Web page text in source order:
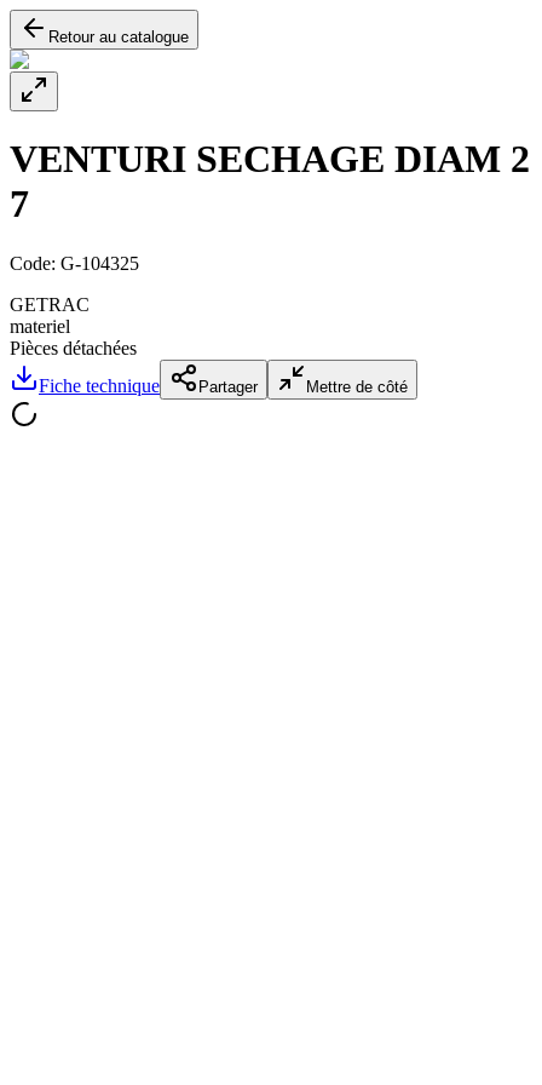
Retour au catalogue
VENTURI SECHAGE DIAM 2
7
Code: G-104325
GETRAC
materiel
Pièces détachées
Fiche technique
Partager Mettre de côté